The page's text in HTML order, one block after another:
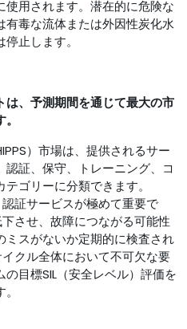
用されます。潜在的に危険な
毒な流体または外因性炭化水
止します。
は、予測期間を通じて最大の市
）市場は、提供されるサー
証、保守、トレーニング、コ
ゴリーに分類できます。
証サービスが極めて重要で
させ、故障につながる可能性
スがないか定期的に検査され
クル全体において不可欠な要
目標SIL（安全レベル）評価を